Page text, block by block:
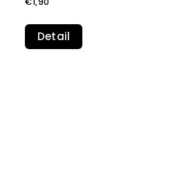
Detail